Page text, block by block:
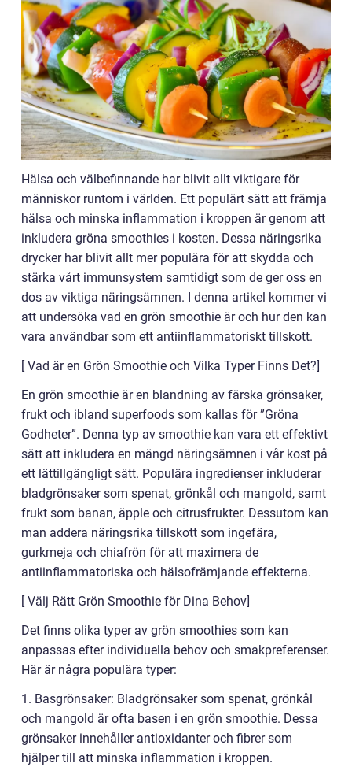
Hälsa och välbefinnande har blivit allt viktigare för
människor runtom i världen. Ett populärt sätt att främja
hälsa och minska inflammation i kroppen är genom att
inkludera gröna smoothies i kosten. Dessa näringsrika
drycker har blivit allt mer populära för att skydda och
stärka vårt immunsystem samtidigt som de ger oss en
dos av viktiga näringsämnen. I denna artikel kommer vi
att undersöka vad en grön smoothie är och hur den kan
vara användbar som ett antiinflammatoriskt tillskott.
[ Vad är en Grön Smoothie och Vilka Typer Finns Det?]
En grön smoothie är en blandning av färska grönsaker,
frukt och ibland superfoods som kallas för ”Gröna
Godheter”. Denna typ av smoothie kan vara ett effektivt
sätt att inkludera en mängd näringsämnen i vår kost på
ett lättillgängligt sätt. Populära ingredienser inkluderar
bladgrönsaker som spenat, grönkål och mangold, samt
frukt som banan, äpple och citrusfrukter. Dessutom kan
man addera näringsrika tillskott som ingefära,
gurkmeja och chiafrön för att maximera de
antiinflammatoriska och hälsofrämjande effekterna.
[ Välj Rätt Grön Smoothie för Dina Behov]
Det finns olika typer av grön smoothies som kan
anpassas efter individuella behov och smakpreferenser.
Här är några populära typer:
1. Basgrönsaker: Bladgrönsaker som spenat, grönkål
och mangold är ofta basen i en grön smoothie. Dessa
grönsaker innehåller antioxidanter och fibrer som
hjälper till att minska inflammation i kroppen.